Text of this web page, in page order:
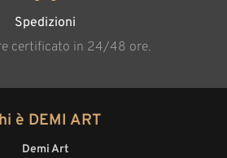
Spedizioni
certificato in 24/48 ore.
è DEMI ART
Demi Art